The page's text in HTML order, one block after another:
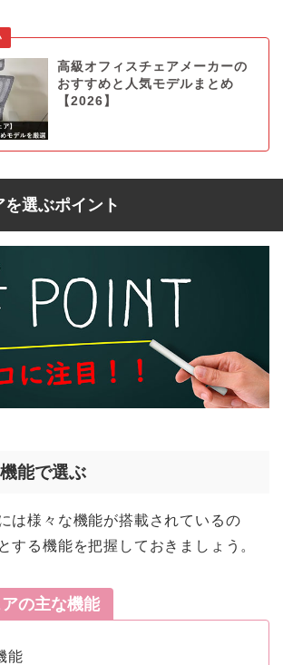
高級オフィスチェアメーカーの
おすすめと人気モデルまとめ
【2026】
選ぶポイント
能で選ぶ
は様々な機能が搭載されているの
する機能を把握しておきましょう。
の主な機能
能